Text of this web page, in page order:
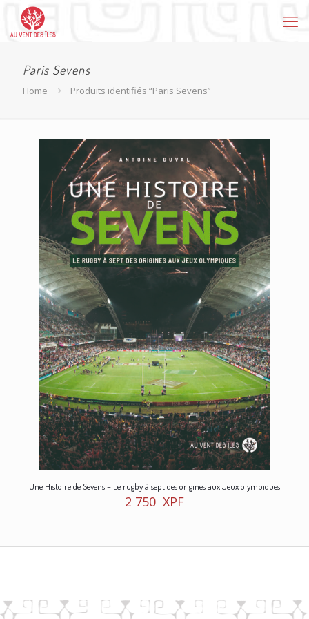
Paris Sevens
Home Produits identifiés “Paris Sevens”
Une Histoire de Sevens – Le rugby à sept des origines aux Jeux olympiques
2 750 XPF